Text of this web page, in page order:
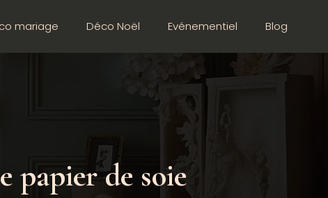
mariage Déco Noël Evénementiel Blog
papier de soie